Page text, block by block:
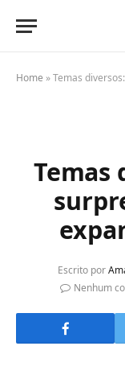
Home »Temas
Temas
Escrito por
Nenhum